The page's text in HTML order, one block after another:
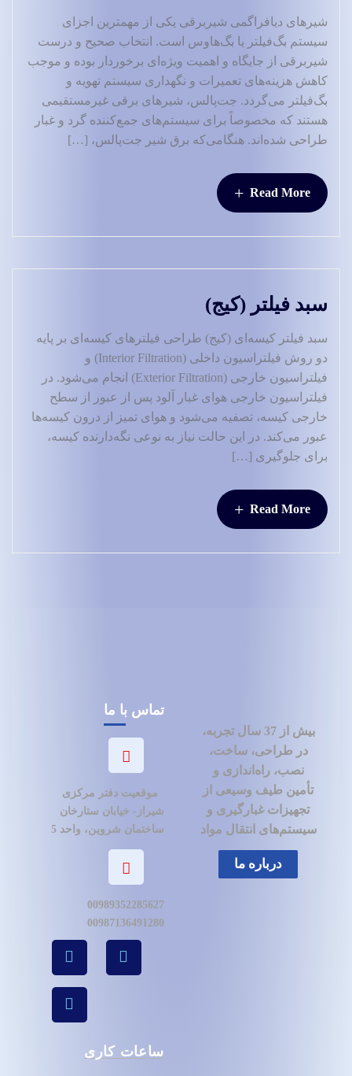
شیرهای دیافراگمی شیربرقی یکی از مهمترین اجزای
سیستم بگ‌فیلتر یا بگ‌هاوس است. انتخاب صحیح و درست
شیربرقی از جایگاه و اهمیت ویژه‌ای برخوردار بوده و موجب
کاهش هزینه‌های تعمیرات و نگهداری سیستم تهویه و
بگ‌فیلتر می‌گردد. جت‌پالس، شیرهای برقی غیرمستقیمی
هستند که مخصوصاً برای سیستم‌های جمع‌کننده گرد و غبار
طراحی شده‌اند. هنگامی‌که برق شیر جت‌پالس، […]
Read More
+
سبد فیلتر (کیج)
سبد فیلتر کیسه‌ای (کیج) طراحی فیلترهای کیسه‌ای بر پایه
دو روش فیلتراسیون داخلی (Interior Filtration) و
فیلتراسیون خارجی (Exterior Filtration) انجام می‌شود. در
فیلتراسیون خارجی هوای غبار آلود پس از عبور از سطح
خارجی کیسه، تصفیه می‌شود و هوای تمیز از درون کیسه‌ها
عبور می‌کند. در این حالت نیاز به نوعی نگه‌دارنده کیسه،
برای جلوگیری […]
Read More
+
بیش از 37 سال تجربه،
در طراحی، ساخت،
نصب، راه‌اندازی و
تأمین طیف وسیعی از
تجهیزات غبارگیری و
سیستم‌های انتقال مواد
درباره ما
تماس با ما
موقعیت دفتر مرکزی
شیراز- خیابان ستارخان
ساختمان شروین، واحد 5
00989352285627
00987136491280
ساعات کاری